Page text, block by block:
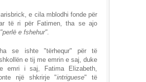
e cila mblodhi fonde për
të ri për Fatimen, tha se ajo
"perlë e fshehur".
se ishte "tërhequr" për të
e tij me emrin e saj, duke
emri i saj, Fatima Elizabeth,
një shkrirje "intriguese" të